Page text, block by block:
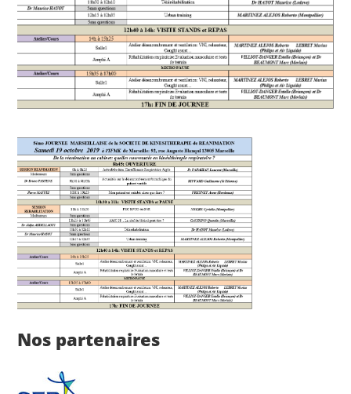
Nos partenaires